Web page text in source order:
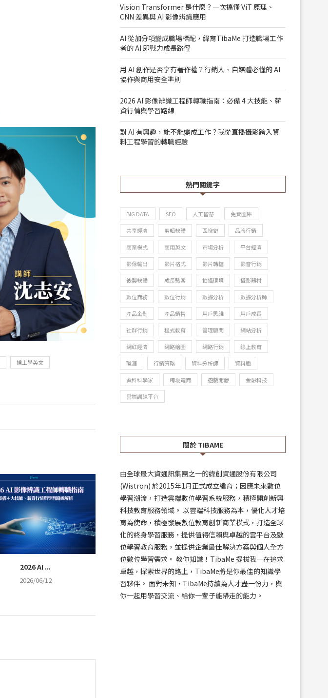
線上學英文
2026 AI ...
2026/06/12
對 AI 有興趣...
2026/05/14
不是零基礎，為什...
2026/05/14
Vision Transformer 是什麼？一次搞懂 ViT 原理、
CNN 差異與 AI 影像辨識應用
AI 從加分項變成職場標配，緯育TibaMe 打造職場工作
者的 AI 即戰力成長路徑
用 AI 創作是否享有著作權？行銷人、自媒體必懂的 AI
協作與商用安全準則
2026 AI 影像辨識工程師轉職指南：必備 4 大技能、薪
資行情與學習路線
對 AI 有興趣，能不能變成工作？我從直播攝影跨入資
料工程學習的轉職經驗
熱門關鍵字
BIG DATA SEO 人工智慧 免費圖庫
共享經濟 剪輯軟體 區塊鏈 品牌行銷
商業模式 商用英文 市場分析 平台經濟
影像輸出 影片格式 影片轉檔 影音行銷
後製軟體 成長駭客 拍攝環境 攝影器材
數位商務 數位行銷 數據分析 數據分析師
產品企劃 產品銷售 用戶思維 用戶成長
社群行銷 程式教育 管理顧問 網站分析
網紅經濟 網路繪圖 網路行銷 線上教育
職涯 行銷策略 資料分析師 資料庫
資料科學家 跨境電商 遊戲開發 金融科技
雲端訓練平台
關於 TIBAME
由全球最大資通訊集團之一的緯創資通股份有限公司
(Wistron) 於2015年1月正式成立緯育；因應未來數位
學習潮流，打造雲端數位學習系統服務，積極開創新興
科技教育服務領域。 以雲端科技服務為本，優化人才培
育為使命，積極發展數位教育創新商業模式，打造全球
化的終身學習服務，提供值得信賴與卓越的雲平台及數
位學習教育服務，並提供企業最佳解決方案與個人全方
位數位學習需求。 教你知識！TibaMe 提拔我—在追求
卓越，探索世界的路上，TibaMe將是你最佳的知識學
習夥伴。 面對未知，TibaMe持續為人才盡一份力，與
你一起用學習交流、給你一輩子能帶走的能力。